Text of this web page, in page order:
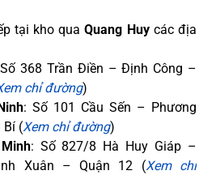
tại kho quaQuang Huycác địa
368 Trần Điền – Định Công –
chỉ đường)
: Số 101 Cầu Sến – Phương
Bí (Xem chỉ đường)
: Số 827/8 Hà Huy Giáp –
Xuân – Quận 12 (Xem chỉ